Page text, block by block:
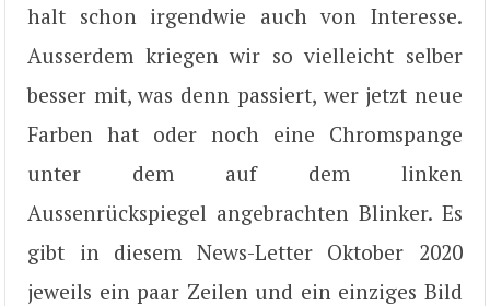
halt schon irgendwie auch von Interesse.
Ausserdem kriegen wir so vielleicht selber
besser mit, was denn passiert, wer jetzt neue
Farben hat oder noch eine Chromspange
unter dem auf dem linken
Aussenrückspiegel angebrachten Blinker. Es
gibt in diesem News-Letter Oktober 2020
jeweils ein paar Zeilen und ein einziges Bild